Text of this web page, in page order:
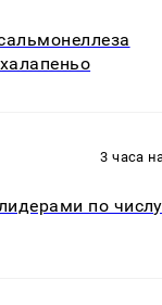
3 часа
по числу